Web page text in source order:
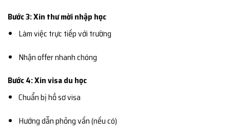
Bước 3: Xin thư mời nhập học
Làm việc trực tiếp với trường
Nhận offer nhanh chóng
Bước 4: Xin visa du học
Chuẩn bị hồ sơ visa
Hướng dẫn phỏng vấn (nếu có)